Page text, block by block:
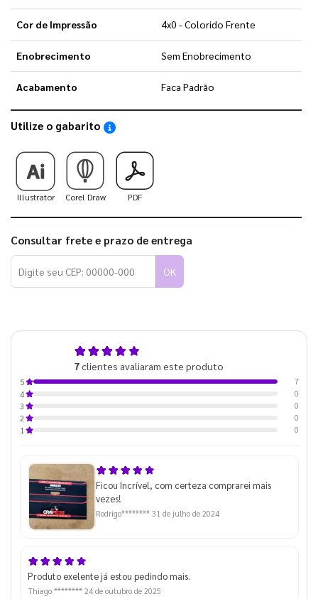
Cor de Impressão 4x0 - Colorido Frente
Enobrecimento Sem Enobrecimento
Acabamento Faca Padrão
Utilize o gabarito Saiba como utilizar os nossos gabaritos
Illustrator Corel Draw PDF
Consultar frete e prazo de entrega
OK
7clientes avaliaram este produto
5
7
4
0
3
0
2
0
1
0
Ficou Incrível, com certeza comprarei mais
vezes!
Rodrigo******** 31 de julho de 2024
Produto exelente já estou pedindo mais.
Thiago ******** 24 de outubro de 2025